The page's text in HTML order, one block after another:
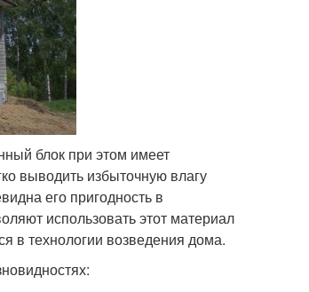
блок при этом имеет
выводить избыточную влагу
его пригодность в
использовать этот материал
в технологии возведения дома.